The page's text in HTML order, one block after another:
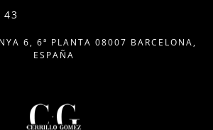
43
6, 6ª PLANTA 08007 BARCELONA,
ESPAÑA